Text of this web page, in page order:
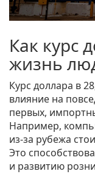
Как курс
жизнь
Курс доллара в
влияние на
первых,
Например,
из-за рубежа
Это
и развитию